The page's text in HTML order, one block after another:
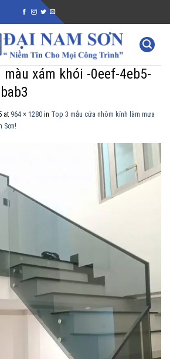
xám khói -0eef-4eb5-
at 964 × 1280 in Top 3 mẫu cửa nhôm kính làm mưa
Sơn!